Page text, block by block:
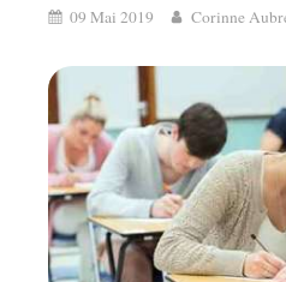
09 Mai 2019 Corinne